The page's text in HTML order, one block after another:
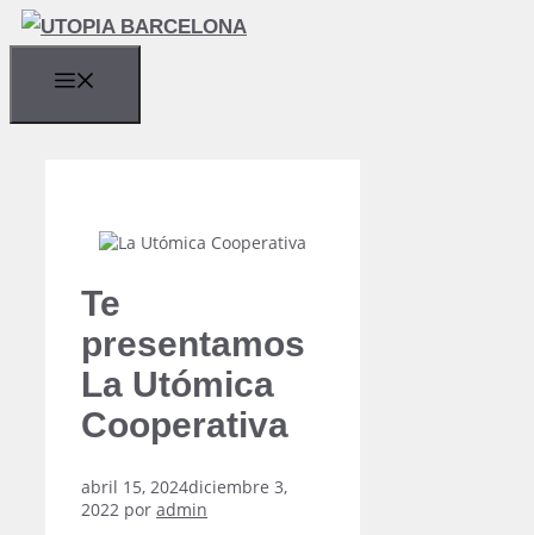
Saltar
al
Te
presentamos
La Utómica
Cooperativa
abril 15, 2024diciembre 3,
2022 por admin